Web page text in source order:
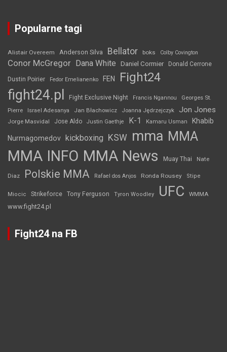
Popularne tagi
Alistair Overeem Anderson Silva Bellator boks Colby Covington
Conor McGregor Dana White Daniel Cormier Donald Cerrone
Dustin Poirier Fedor Emelianenko FEN Fight24
fight24.pl Fight Exclusive Night Francis Ngannou
Georges St.
Pierre
Israel Adesanya Jan Błachowicz Joanna Jędrzejczyk Jon Jones
Jorge Masvidal Jose Aldo Justin Gaethje K-1 Kamaru Usman Khabib
Nurmagomedov kickboxing KSW mma MMA
MMA INFO MMA News Muay Thai Nate
Diaz Polskie MMA Rafael dos Anjos Ronda Rousey Stipe
Miocic Strikeforce Tony Ferguson Tyron Woodley UFC WMMA
www.fight24.pl
Fight24 na FB